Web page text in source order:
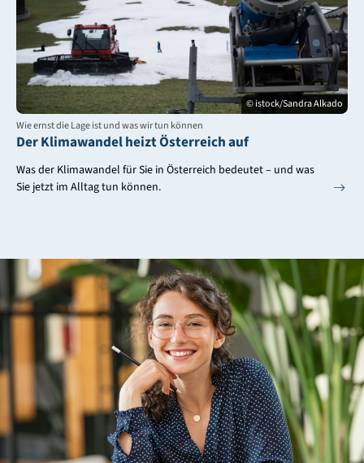
© istock/Sandra Alkado
Wie ernst die Lage ist und was wir tun können
Der Klimawandel heizt Österreich auf
Was der Klimawandel für Sie in Österreich bedeutet – und was
Sie jetzt im Alltag tun können.